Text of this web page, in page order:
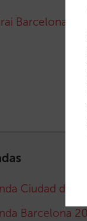
Barcelona
Ciudad de
Barcelona